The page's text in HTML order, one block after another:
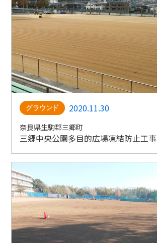
2020.11.30
奈良県生駒郡三郷町
三郷中央公園多目的広場凍結防止工事